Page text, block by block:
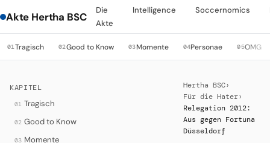
Akte Hertha BSC
Die
Akte
Intelligence Soccernomics
01Tragisch 02Good to Know 03Momente 04Personae 05OMG
KAPITEL
01 Tragisch
02 Good to Know
03 Momente
Hertha BSC›
Für die Hater›
Relegation 2012:
Aus gegen Fortuna
Düsseldorf